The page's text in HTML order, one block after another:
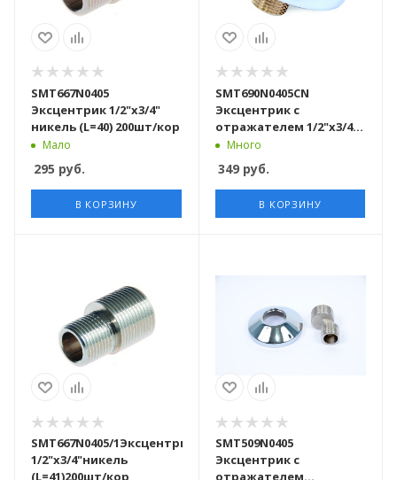
SMT667N0405
Эксцентрик 1/2"х3/4"
никель (L=40) 200шт/кор
Мало
295 руб.
В КОРЗИНУ
SMT690N0405CN
Эксцентрик с
отражателем 1/2"х3/4"
никель (667)120шт/кор
Много
349руб.
В КОРЗИНУ
SMT667N0405/1Эксцентрик
1/2"х3/4"никель
(L=41)200шт/кор
SMT509N0405
Эксцентрик с
отражателем